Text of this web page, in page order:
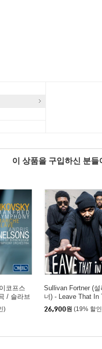
이 상품을 구입하신 분
코프스
/ 슬라브
Manfre
/ March
)
Sullivan Fortner (
너) - Leave That In
26,900원 (19% 할